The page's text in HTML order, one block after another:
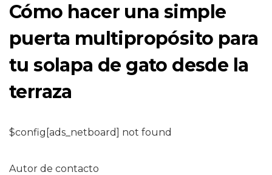
Cómo hacer una simple
puerta multipropósito para
tu solapa de gato desde la
terraza
$config[ads_netboard] not found
Autor de contacto